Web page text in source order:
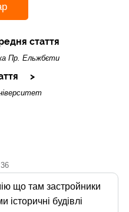
стаття
Пр. Ельжбєти
що там застройники
історичні будівлі